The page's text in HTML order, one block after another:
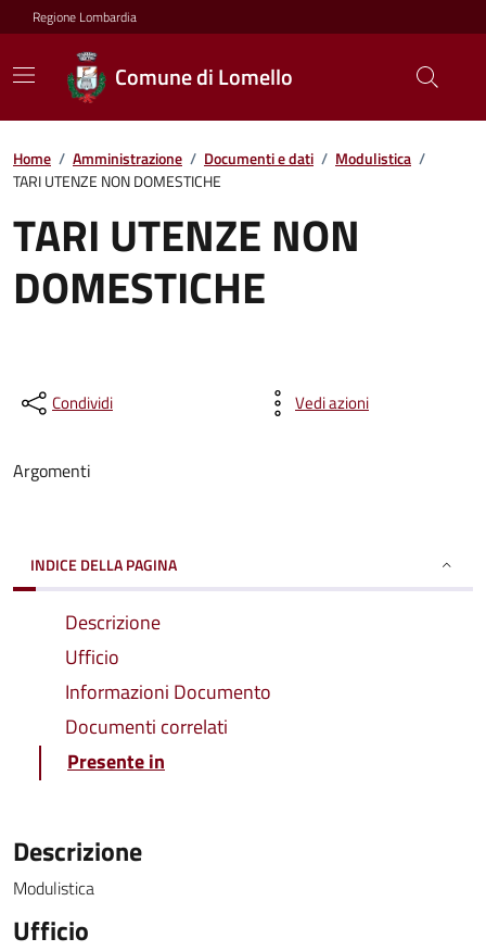
Regione Lombardia
Comune di Lomello
Home / Amministrazione / Documenti e dati / Modulistica /
TARI UTENZE NON DOMESTICHE
TARI UTENZE NON
DOMESTICHE
Condividi Vedi azioni
Argomenti
INDICE DELLA PAGINA
Descrizione
Ufficio
Informazioni Documento
Documenti correlati
Presente in
Descrizione
Modulistica
Ufficio